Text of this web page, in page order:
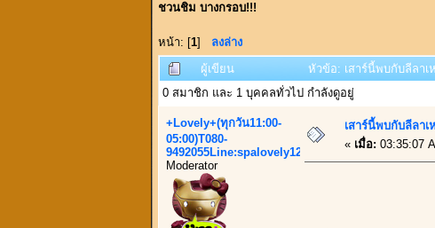
ชวนชิม บางกรอบ!!!
หน้า: [1] ลงล่าง
ผู้เขียน
หัวข้อ: เสาร์นี้พบกับลีลาเ
0 สมาชิก และ 1 บุคคลทั่วไป กำลังดูอยู่
+Lovely+(ทุกวัน11:00-
05:00)T080-
9492055Line:spalovely123
Moderator
เสาร์นี้พบกับลีลา
« เมื่อ: 03:35:07